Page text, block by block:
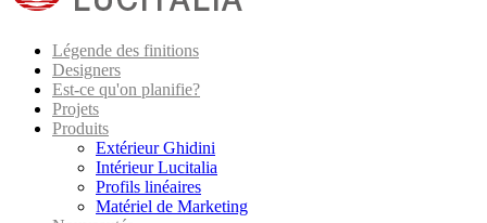
Légende des finitions
Designers
Est-ce qu'on planifie?
Projets
Produits
Extérieur Ghidini
Intérieur Lucitalia
Profils linéaires
Matériel de Marketing